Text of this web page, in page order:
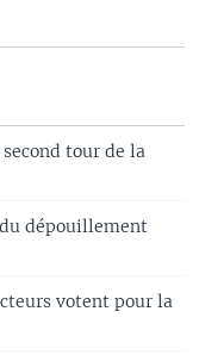
tour de la
dépouillement
votent pour la